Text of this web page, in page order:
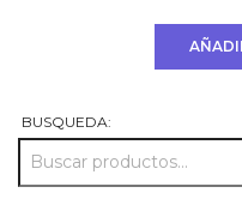
era:
BUSQUEDA: